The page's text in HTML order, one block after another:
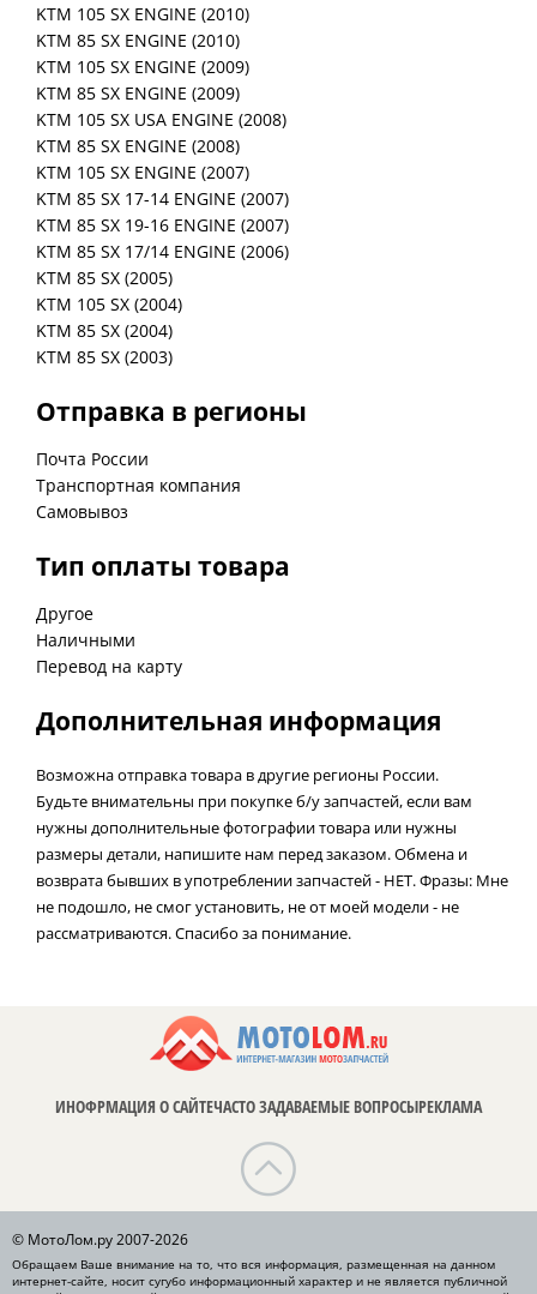
KTM 105 SX ENGINE (2010)
KTM 85 SX ENGINE (2010)
KTM 105 SX ENGINE (2009)
KTM 85 SX ENGINE (2009)
KTM 105 SX USA ENGINE (2008)
KTM 85 SX ENGINE (2008)
KTM 105 SX ENGINE (2007)
KTM 85 SX 17-14 ENGINE (2007)
KTM 85 SX 19-16 ENGINE (2007)
KTM 85 SX 17/14 ENGINE (2006)
KTM 85 SX (2005)
KTM 105 SX (2004)
KTM 85 SX (2004)
Отправка в регионы
Почта России
Транспортная компания
Самовывоз
Тип оплаты товара
Другое
Наличными
Перевод на карту
Дополнительная информация
Возможна отправка товара в другие регионы России.
Будьте внимательны при покупке б/у запчастей, если вам
нужны дополнительные фотографии товара или нужны
размеры детали, напишите нам перед заказом. Обмена и
возврата бывших в употреблении запчастей - НЕТ. Фразы: Мне
не подошло, не смог установить, не от моей модели - не
рассматриваются. Спасибо за понимание.
ИНОФРМАЦИЯ О САЙТЕЧАСТО ЗАДАВАЕМЫЕ ВОПРОСЫРЕКЛАМА
© МотоЛом.ру 2007-2026
Обращаем Ваше внимание на то, что вся информация, размещенная на данном
интернет-сайте, носит сугубо информационный характер и не является публичной